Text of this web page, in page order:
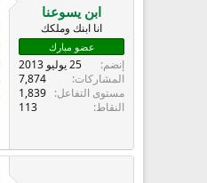
ابن يسوعنا
انا ابنك وملكك
عضو مبارك
إنضم
25 يوليو 2013
المشاركات
7,874
مستوى التفاعل
1,839
النقاط
113